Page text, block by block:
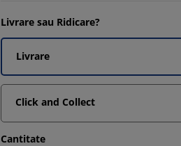
Livrare sau Ridicare?
Livrare
Click and Collect
Cantitate